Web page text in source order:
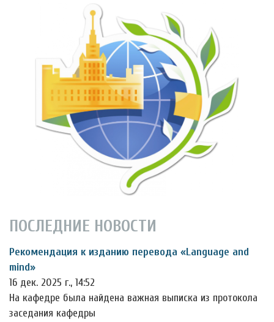
ПОСЛЕДНИЕ НОВОСТИ
Рекомендация к изданию перевода «Language and
mind»
16 дек. 2025 г., 14:52
На кафедре была найдена важная выписка из протокола
заседания кафедры